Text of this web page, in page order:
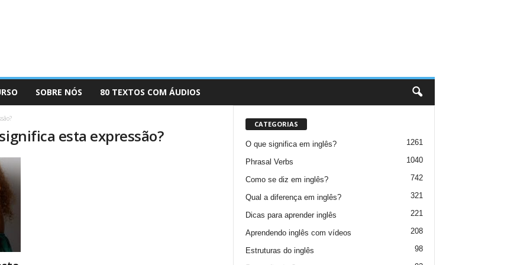
SOBRE NÓS 80 TEXTOS COM ÁUDIOS
esta expressão?
CATEGORIAS
O que significa em inglês? 1261
Phrasal Verbs 1040
Como se diz em inglês? 742
Qual a diferença em inglês? 321
Dicas para aprender inglês 221
Aprendendo inglês com vídeos 208
Estruturas do inglês 98